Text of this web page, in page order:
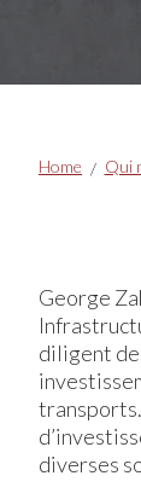
Home Qui
George
diligent
diverses